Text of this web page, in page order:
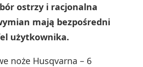
ostrzy i racjonalna
mają bezpośredni
użytkownika.
noże Husqvarna – 6